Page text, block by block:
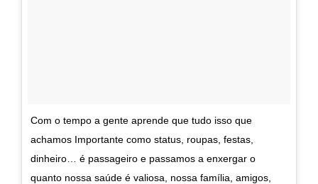
Com o tempo a gente aprende que tudo isso que
achamos Importante como status, roupas, festas,
dinheiro… é passageiro e passamos a enxergar o
quanto nossa saúde é valiosa, nossa família, amigos,